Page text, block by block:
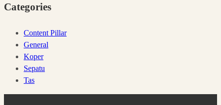
Categories
Content Pillar
General
Koper
Sepatu
Tas